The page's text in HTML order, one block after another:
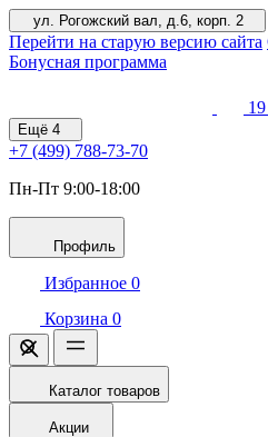
ул. Рогожский вал, д.6, корп. 2
Перейти на старую версию сайта
Бонусная программа
19
Ещё 4
+7 (499) 788-73-70
Пн-Пт 9:00-18:00
Профиль
Избранное 0
Корзина 0
Каталог товаров
Акции